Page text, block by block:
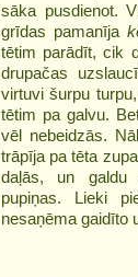
sāka pusdienot.
grīdas pamanīja
tētim parādīt, cik
drupačas
virtuvi šurpu
tētim pa galvu.
vēl nebeidzās.
trāpīja pa tēta
daļās, un galdu
pupiņas. Lieki
nesaņēma gaidīto